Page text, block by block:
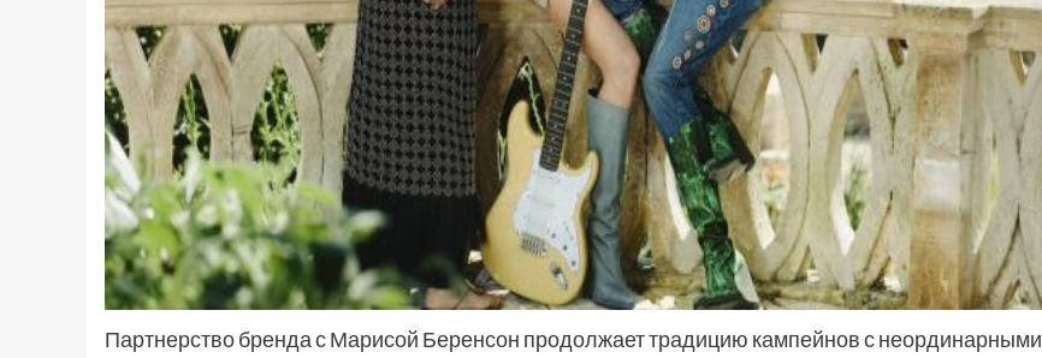
Партнерство бренда с Марисой Беренсон продолжает традицию кампейнов с неординарными